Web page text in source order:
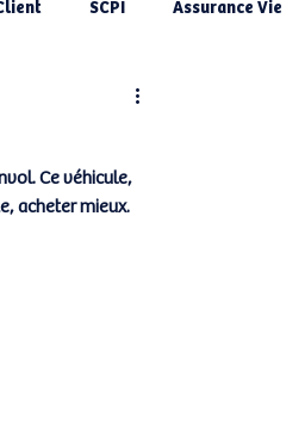
SCPI Assurance Vie
Ce véhicule,
acheter mieux.